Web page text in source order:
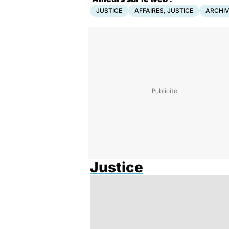
JUSTICE AFFAIRES, JUSTICE
Justice